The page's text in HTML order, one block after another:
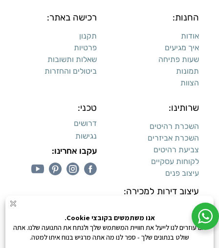
החנות:
אודות
איך מגיעים
שעות פתיחה
תמונות
הצוות
רכישה באתר:
תקנון
פרטיות
שאלות ותשובות
ביטולים והחזרות
שרותינו:
השכרת רהיטים
השכרת אביזרים
צביעת רהיטים
לקוחות עסקיים
עיצוב פנים
עיצוב דירות למכירה:
טכני:
דרושים
נגישות
עקבו אחרינו:
קנייה מאובטחת 0